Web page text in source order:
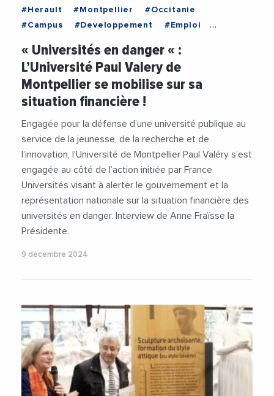
#Herault #Montpellier
#Occitanie
#Campus
#Developpement
#Emploi
#FinancesPubliques
#Formation
#Recherche
#Recrutement
#Universite
#UniversitePaulValery
#Videos
« Universités en danger « :
L’Université Paul Valery de
Montpellier se mobilise sur sa
situation financière !
Engagée pour la défense d’une université publique au
service de la jeunesse, de la recherche et de
l’innovation, l’Université de Montpellier Paul Valéry s’est
engagée au côté de l’action initiée par France
Universités visant à alerter le gouvernement et la
représentation nationale sur la situation financière des
universités en danger. Interview de Anne Fraïsse la
Présidente.
9 décembre 2024